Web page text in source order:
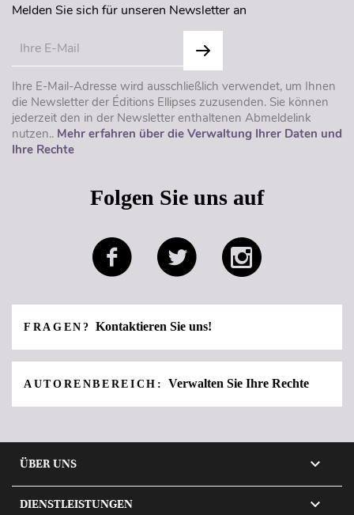
Melden Sie sich für unseren Newsletter an
Ihre E-Mail-Adresse wird ausschließlich verwendet, um Ihnen
die Newsletter der Éditions Ellipses zuzusenden. Sie können
jederzeit den in der Newsletter enthaltenen Abmeldelink
nutzen.. Mehr erfahren über die Verwaltung Ihrer Daten und
Ihre Rechte
Folgen Sie uns auf
FRAGEN?Kontaktieren Sie uns!
AUTORENBEREICH:Verwalten Sie Ihre Rechte
ÜBER UNS 
DIENSTLEISTUNGEN 